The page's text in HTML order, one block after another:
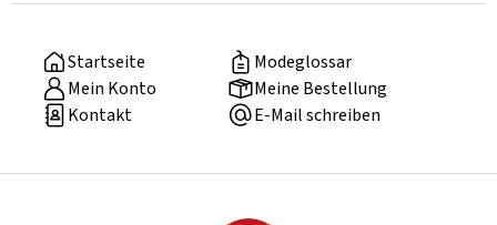
Startseite
Modeglossar
Mein Konto
Meine Bestellung
Kontakt
E-Mail schreiben